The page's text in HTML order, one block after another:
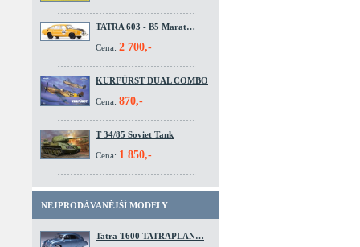
TATRA 603 - B5 Marat…
Cena: 2 700,-
KURFÜRST DUAL COMBO
Cena: 870,-
T 34/85 Soviet Tank
Cena: 1 850,-
NEJPRODÁVANĚJŠÍ MODELY
Tatra T600 TATRAPLAN…